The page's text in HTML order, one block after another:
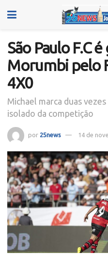
São Paulo F.C
Morumbi pelo
4X0
Michael marca duas
isolado da competição
por 25news 14 de